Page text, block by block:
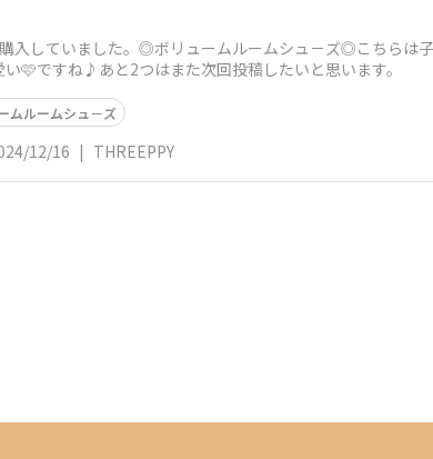
入していました。◎ボリュームルームシュ－ズ◎こちらは
🩷ですね♪あと2つはまた次回投稿したいと思います。
ムルームシュ－ズ
12/16 | THREEPPY